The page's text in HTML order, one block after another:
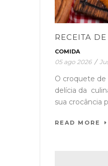
RECEITA
COMIDA
05 ago 2026 /
O croquete
delícia da
sua crocância
READ MORE